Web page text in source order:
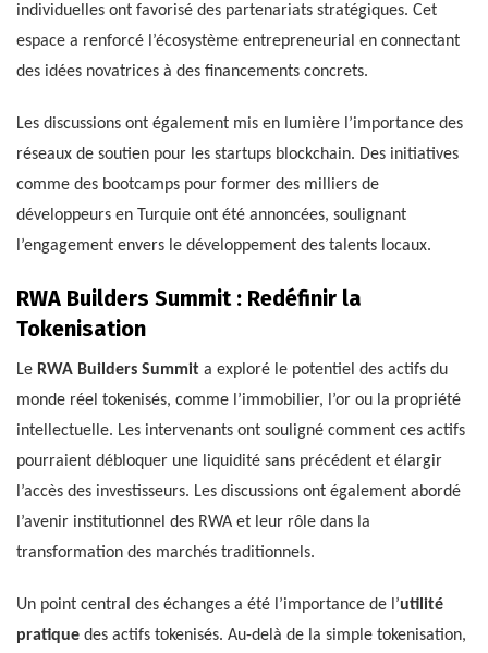
individuelles ont favorisé des partenariats stratégiques. Cet
espace a renforcé l’écosystème entrepreneurial en connectant
des idées novatrices à des financements concrets.
Les discussions ont également mis en lumière l’importance des
réseaux de soutien pour les startups blockchain. Des initiatives
comme des bootcamps pour former des milliers de
développeurs en Turquie ont été annoncées, soulignant
l’engagement envers le développement des talents locaux.
RWA Builders Summit : Redéfinir la
Tokenisation
Le RWA Builders Summit a exploré le potentiel des actifs du
monde réel tokenisés, comme l’immobilier, l’or ou la propriété
intellectuelle. Les intervenants ont souligné comment ces actifs
pourraient débloquer une liquidité sans précédent et élargir
l’accès des investisseurs. Les discussions ont également abordé
l’avenir institutionnel des RWA et leur rôle dans la
transformation des marchés traditionnels.
Un point central des échanges a été l’importance de l’utilité
pratique des actifs tokenisés. Au-delà de la simple tokenisation,